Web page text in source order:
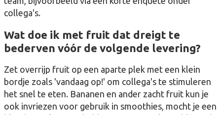
collega's.
Wat doe ik met fruit dat dreigt te
bederven vóór de volgende levering?
Zet overrijp fruit op een aparte plek met een klein
bordje zoals 'vandaag op!' om collega's te stimuleren
het snel te eten. Bananen en ander zacht fruit kun je
ook invriezen voor gebruik in smoothies, mocht je een